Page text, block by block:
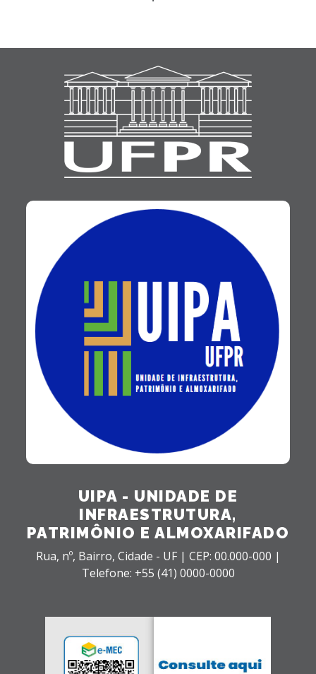
UIPA - UNIDADE DE
INFRAESTRUTURA,
PATRIMÔNIO E ALMOXARIFADO
Rua, nº, Bairro, Cidade - UF | CEP: 00.000-000 |
Telefone: +55 (41) 0000-0000